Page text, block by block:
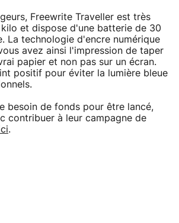
Freewrite Traveller est très
kilo et dispose d'une batterie de 30
La technologie d'encre numérique
avez ainsi l'impression de taper
papier et non pas sur un écran.
positif pour éviter la lumière bleue
besoin de fonds pour être lancé,
contribuer à leur campagne de
.